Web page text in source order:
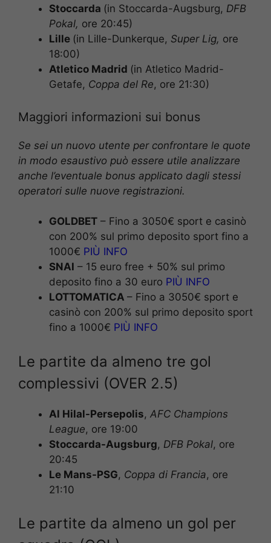
Stoccarda (in Stoccarda-Augsburg, DFB
Pokal, ore 20:45)
Lille (in Lille-Dunkerque, Super Lig, ore
18:00)
Atletico Madrid (in Atletico Madrid-
Getafe, Coppa del Re, ore 21:30)
Maggiori informazioni sui bonus
Se sei un nuovo utente per confrontare le quote
in modo esaustivo può essere utile analizzare
anche l’eventuale bonus applicato dagli stessi
operatori sulle nuove registrazioni.
GOLDBET – Fino a 3050€ sport e casinò
con 200% sul primo deposito sport fino a
1000€ PIÙ INFO
SNAI – 15 euro free + 50% sul primo
deposito fino a 30 euro PIÙ INFO
LOTTOMATICA – Fino a 3050€ sport e
casinò con 200% sul primo deposito sport
fino a 1000€ PIÙ INFO
Le partite da almeno tre gol
complessivi (OVER 2.5)
Al Hilal-Persepolis, AFC Champions
League, ore 19:00
Stoccarda-Augsburg, DFB Pokal, ore
20:45
Le Mans-PSG, Coppa di Francia, ore
21:10
Le partite da almeno un gol per